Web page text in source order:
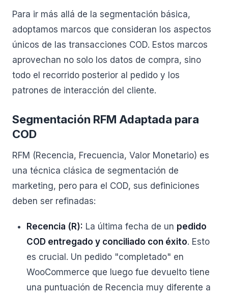
Para ir más allá de la segmentación básica,
adoptamos marcos que consideran los aspectos
únicos de las transacciones COD. Estos marcos
aprovechan no solo los datos de compra, sino
todo el recorrido posterior al pedido y los
patrones de interacción del cliente.
Segmentación RFM Adaptada para
COD
RFM (Recencia, Frecuencia, Valor Monetario) es
una técnica clásica de segmentación de
marketing, pero para el COD, sus definiciones
deben ser refinadas:
Recencia (R): La última fecha de un pedido
COD entregado y conciliado con éxito. Esto
es crucial. Un pedido "completado" en
WooCommerce que luego fue devuelto tiene
una puntuación de Recencia muy diferente a